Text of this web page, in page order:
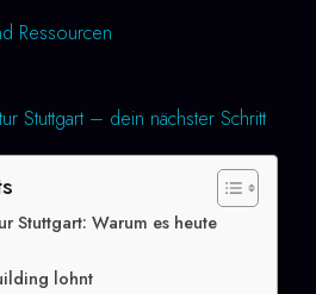
Ressourcen
Stuttgart – dein nächster Schritt
Stuttgart: Warum es heute
lohnt